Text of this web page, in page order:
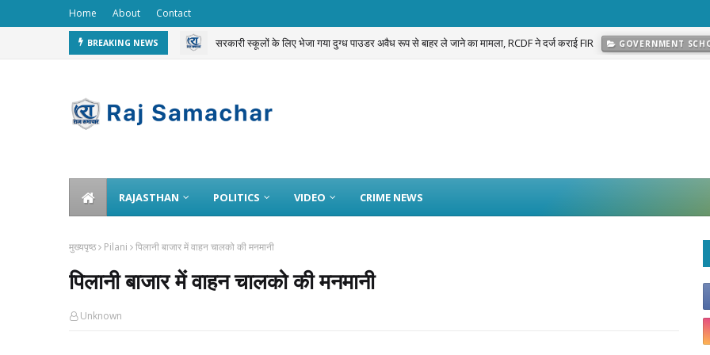
Home About Contact
BREAKING NEWS
सरकारी स्कूलों के लिए भेजा गया दुग्ध पाउडर अवैध रूप से बाहर ले जाने का मामला, RCDF ने दर्ज कराई FIR GOVERNMENT
चलती ट्रेन से 3 करोड़ का गोल्ड चोरी प्रकरण का खुलासा: नवलगढ़ की जोहड़ी में गाड़े गए करीब 2 करोड़ रुपये मूल्य के सोने के आभूषण
RAJASTHAN POLITICS VIDEO CRIME NEWS
मुख्यपृष्ठ Pilani पिलानी बाजार में वाहन चालको की मनमानी
पिलानी बाजार में वाहन चालको की मनमानी
Unknown